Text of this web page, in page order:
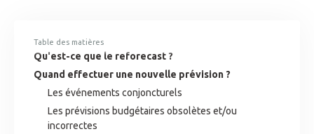
Table des matières
Qu'est-ce que le reforecast ?
Quand effectuer une nouvelle prévision ?
Les événements conjoncturels
Les prévisions budgétaires obsolètes et/ou
incorrectes